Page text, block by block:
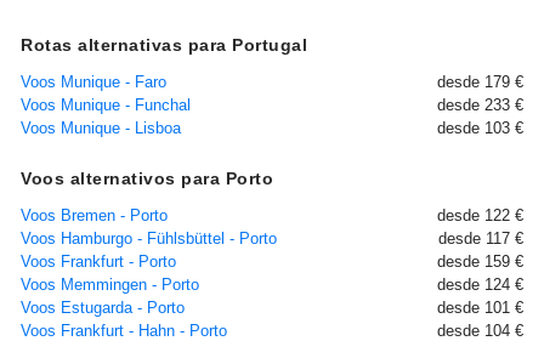
Rotas alternativas para Portugal
Voos Munique - Faro
desde 179 €
Voos Munique - Funchal
desde 233 €
Voos Munique - Lisboa
desde 103 €
Voos alternativos para Porto
Voos Bremen - Porto
desde 122 €
Voos Hamburgo - Fühlsbüttel - Porto
desde 117 €
Voos Frankfurt - Porto
desde 159 €
Voos Memmingen - Porto
desde 124 €
Voos Estugarda - Porto
desde 101 €
Voos Frankfurt - Hahn - Porto
desde 104 €